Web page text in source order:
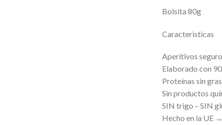
Bolsita 80g
Caracteristicas
Aperitivos
Elaborado con
Proteínas sin
Sin productos
SIN trigo – SIN
Hecho en la UE